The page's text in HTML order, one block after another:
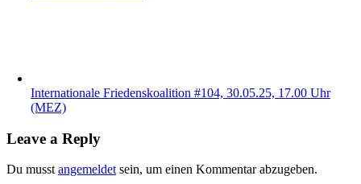
Internationale Friedenskoalition #104, 30.05.25, 17.00 Uhr
(MEZ)
Leave a Reply
Du musst angemeldet sein, um einen Kommentar abzugeben.